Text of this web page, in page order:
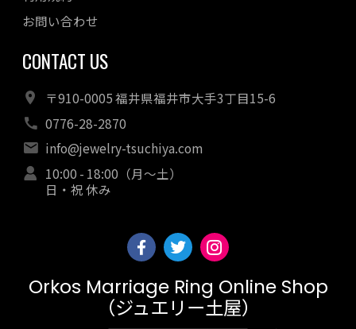
お問い合わせ
CONTACT US
〒910-0005 福井県福井市大手3丁目15-6
0776-28-2870
info@jewelry-tsuchiya.com
10:00 - 18:00（月～土）
日・祝 休み
Orkos Marriage Ring Online Shop
（ジュエリー土屋）